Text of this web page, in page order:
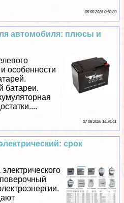
08 08 2026 0:50:39
автомобиля: плюсы и
особенности
батареи.
07 08 2026 14:34:41
срок